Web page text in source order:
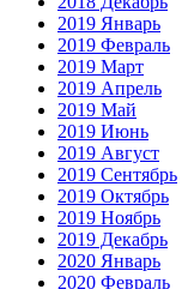
2019 Январь
2019 Февраль
2019 Март
2019 Апрель
2019 Май
2019 Июнь
2019 Август
2019 Сентябрь
2019 Октябрь
2019 Ноябрь
2019 Декабрь
2020 Январь
2020 Февраль